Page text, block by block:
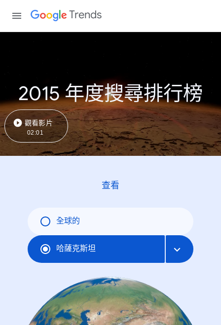
Trends
2015 年度搜尋排行榜
觀看影片
02:01
查看
全球的
哈薩克斯坦